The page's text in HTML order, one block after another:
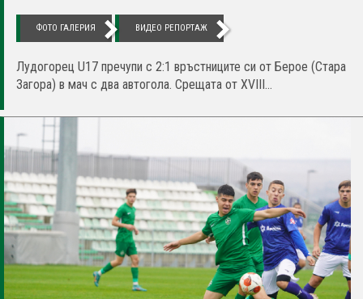
ФОТО ГАЛЕРИЯ ВИДЕО РЕПОРТАЖ
Лудогорец U17 пречупи с 2:1 връстниците си от Берое (Стара
Загора) в мач с два автогола. Срещата от XVIII...